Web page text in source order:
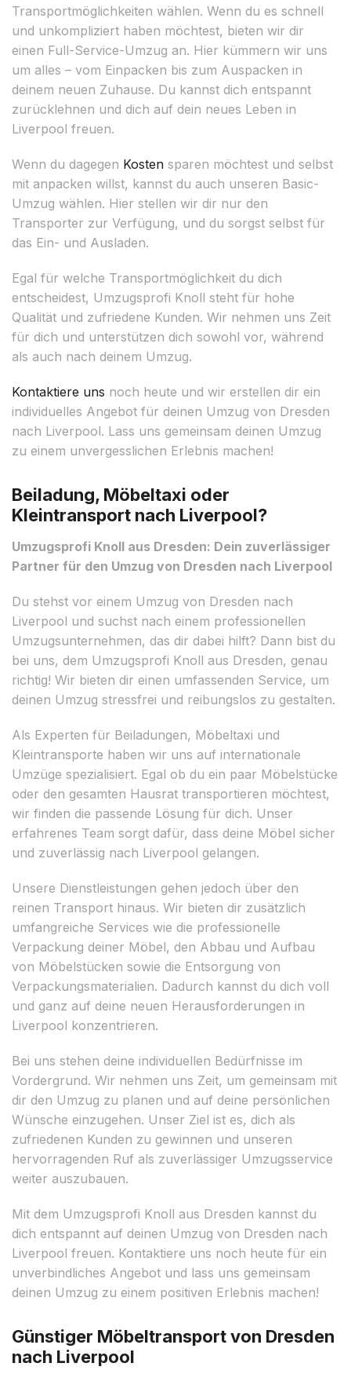
Transportmöglichkeiten wählen. Wenn du es schnell
und unkompliziert haben möchtest, bieten wir dir
einen Full-Service-Umzug an. Hier kümmern wir uns
um alles – vom Einpacken bis zum Auspacken in
deinem neuen Zuhause. Du kannst dich entspannt
zurücklehnen und dich auf dein neues Leben in
Liverpool freuen.
Wenn du dagegen Kosten sparen möchtest und selbst
mit anpacken willst, kannst du auch unseren Basic-
Umzug wählen. Hier stellen wir dir nur den
Transporter zur Verfügung, und du sorgst selbst für
das Ein- und Ausladen.
Egal für welche Transportmöglichkeit du dich
entscheidest, Umzugsprofi Knoll steht für hohe
Qualität und zufriedene Kunden. Wir nehmen uns Zeit
für dich und unterstützen dich sowohl vor, während
als auch nach deinem Umzug.
Kontaktiere uns noch heute und wir erstellen dir ein
individuelles Angebot für deinen Umzug von Dresden
nach Liverpool. Lass uns gemeinsam deinen Umzug
zu einem unvergesslichen Erlebnis machen!
Beiladung, Möbeltaxi oder
Kleintransport nach Liverpool?
Umzugsprofi Knoll aus Dresden: Dein zuverlässiger
Partner für den Umzug von Dresden nach Liverpool
Du stehst vor einem Umzug von Dresden nach
Liverpool und suchst nach einem professionellen
Umzugsunternehmen, das dir dabei hilft? Dann bist du
bei uns, dem Umzugsprofi Knoll aus Dresden, genau
richtig! Wir bieten dir einen umfassenden Service, um
deinen Umzug stressfrei und reibungslos zu gestalten.
Als Experten für Beiladungen, Möbeltaxi und
Kleintransporte haben wir uns auf internationale
Umzüge spezialisiert. Egal ob du ein paar Möbelstücke
oder den gesamten Hausrat transportieren möchtest,
wir finden die passende Lösung für dich. Unser
erfahrenes Team sorgt dafür, dass deine Möbel sicher
und zuverlässig nach Liverpool gelangen.
Unsere Dienstleistungen gehen jedoch über den
reinen Transport hinaus. Wir bieten dir zusätzlich
umfangreiche Services wie die professionelle
Verpackung deiner Möbel, den Abbau und Aufbau
von Möbelstücken sowie die Entsorgung von
Verpackungsmaterialien. Dadurch kannst du dich voll
und ganz auf deine neuen Herausforderungen in
Liverpool konzentrieren.
Bei uns stehen deine individuellen Bedürfnisse im
Vordergrund. Wir nehmen uns Zeit, um gemeinsam mit
dir den Umzug zu planen und auf deine persönlichen
Wünsche einzugehen. Unser Ziel ist es, dich als
zufriedenen Kunden zu gewinnen und unseren
hervorragenden Ruf als zuverlässiger Umzugsservice
weiter auszubauen.
Mit dem Umzugsprofi Knoll aus Dresden kannst du
dich entspannt auf deinen Umzug von Dresden nach
Liverpool freuen. Kontaktiere uns noch heute für ein
unverbindliches Angebot und lass uns gemeinsam
deinen Umzug zu einem positiven Erlebnis machen!
Günstiger Möbeltransport von Dresden
nach Liverpool